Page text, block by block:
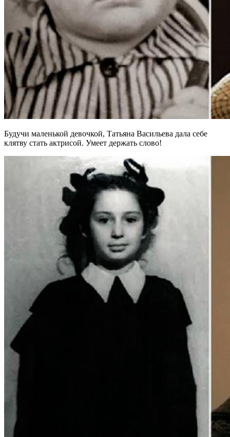
Будучи маленькой девочкой, Татьяна Васильева дала себе
клятву стать актрисой. Умеет держать слово!